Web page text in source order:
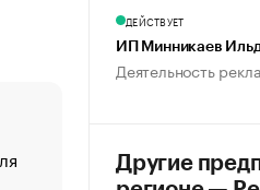
«От спорта тело
создавшей GTA
ДЕЙСТВУЕТ
ИП Минникаев
Деятельность
Другие